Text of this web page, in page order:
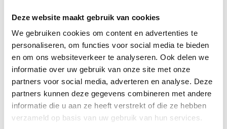
Deze website maakt gebruik van cookies
We gebruiken cookies om content en advertenties te
personaliseren, om functies voor social media te bieden
en om ons websiteverkeer te analyseren. Ook delen we
informatie over uw gebruik van onze site met onze
partners voor social media, adverteren en analyse. Deze
partners kunnen deze gegevens combineren met andere
informatie die u aan ze heeft verstrekt of die ze hebben
verzameld op basis van uw gebruik van hun services.
Geurdetectie Beringen
Geurdetectie Beveren
Geurdetectie Blankenberge
Geurdetectie Boezinge
Geurdetectie Bredene
Geurdetectie Brugge
Geurdetectie Bulskamp
Geurdetectie Damme
Geurdetectie De Haan